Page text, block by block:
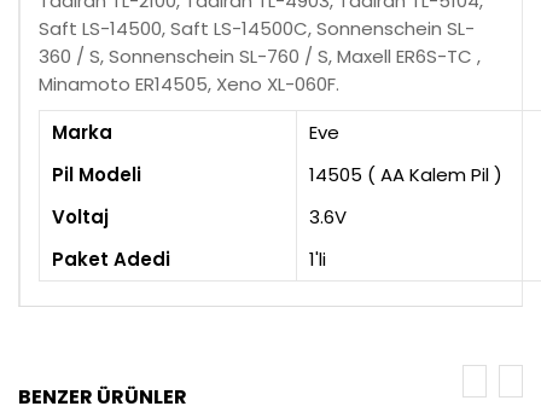
Saft LS-14500, Saft LS-14500C, Sonnenschein SL-
360 / S, Sonnenschein SL-760 / S, Maxell ER6S-TC ,
Minamoto ER14505, Xeno XL-060F.
Marka
Eve
Pil Modeli
14505 ( AA Kalem Pil )
Voltaj
3.6V
Paket Adedi
1'li
BENZER ÜRÜNLER